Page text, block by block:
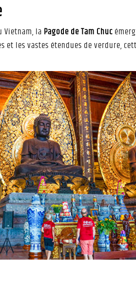
Vietnam, la Pagode de Tam Chuc
les vastes étendues de verdure,